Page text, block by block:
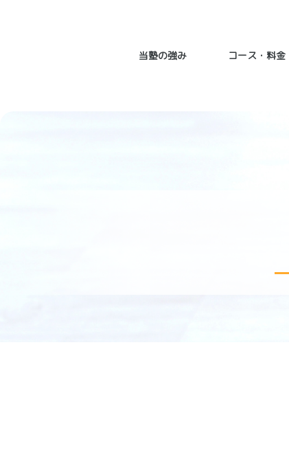
当塾の強み コース・料金